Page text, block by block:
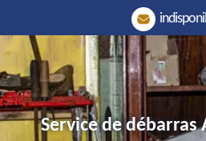
Service de débarras